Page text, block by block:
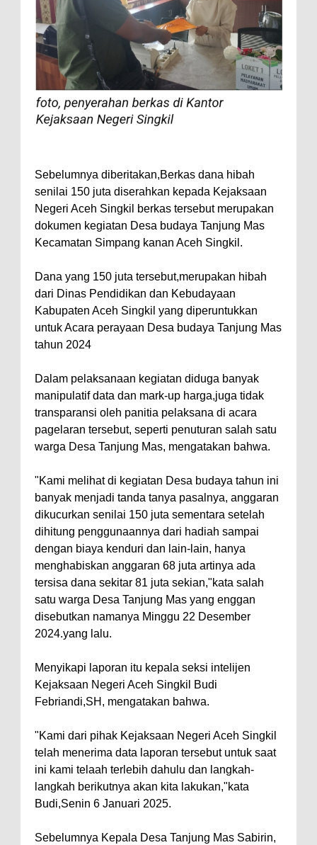
Sebelumnya diberitakan,Berkas dana hibah
senilai 150 juta diserahkan kepada Kejaksaan
Negeri Aceh Singkil berkas tersebut merupakan
dokumen kegiatan Desa budaya Tanjung Mas
Kecamatan Simpang kanan Aceh Singkil.
Dana yang 150 juta tersebut,merupakan hibah
dari Dinas Pendidikan dan Kebudayaan
Kabupaten Aceh Singkil yang diperuntukkan
untuk Acara perayaan Desa budaya Tanjung Mas
tahun 2024
Dalam pelaksanaan kegiatan diduga banyak
manipulatif data dan mark-up harga,juga tidak
transparansi oleh panitia pelaksana di acara
pagelaran tersebut, seperti penuturan salah satu
warga Desa Tanjung Mas, mengatakan bahwa.
"Kami melihat di kegiatan Desa budaya tahun ini
banyak menjadi tanda tanya pasalnya, anggaran
dikucurkan senilai 150 juta sementara setelah
dihitung penggunaannya dari hadiah sampai
dengan biaya kenduri dan lain-lain, hanya
menghabiskan anggaran 68 juta artinya ada
tersisa dana sekitar 81 juta sekian,"kata salah
satu warga Desa Tanjung Mas yang enggan
disebutkan namanya Minggu 22 Desember
2024.yang lalu.
Menyikapi laporan itu kepala seksi intelijen
Kejaksaan Negeri Aceh Singkil Budi
Febriandi,SH, mengatakan bahwa.
"Kami dari pihak Kejaksaan Negeri Aceh Singkil
telah menerima data laporan tersebut untuk saat
ini kami telaah terlebih dahulu dan langkah-
langkah berikutnya akan kita lakukan,"kata
Budi,Senin 6 Januari 2025.
Sebelumnya Kepala Desa Tanjung Mas Sabirin,